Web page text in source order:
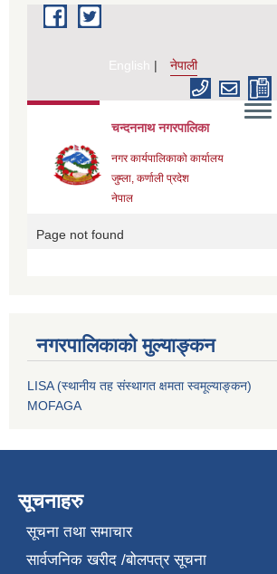
नगरपालिकाको मुल्याङ्कन
LISA (स्थानीय तह संस्थागत क्षमता स्वमूल्याङ्कन)
MOFAGA
सूचनाहरु
सूचना तथा समाचार
सार्वजनिक खरीद /बोलपत्र सूचना